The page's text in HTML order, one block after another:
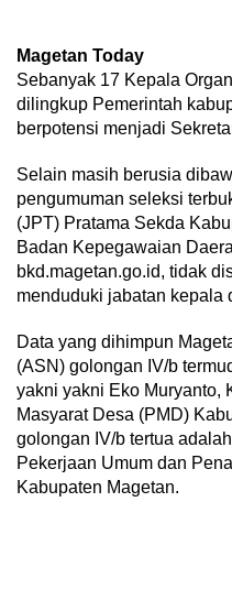
Magetan Today
Sebanyak 17 Kepala
dilingkup Pemerintah
berpotensi menjadi
Selain masih berusia
pengumuman seleksi
(JPT) Pratama Sekda
Badan Kepegawaian
bkd.magetan.go.id, tidak
menduduki jabatan kepala
Data yang dihimpun
(ASN) golongan IV/b
yakni yakni Eko Muryanto,
Masyarat Desa (PMD)
golongan IV/b tertua
Pekerjaan Umum dan
Kabupaten Magetan.